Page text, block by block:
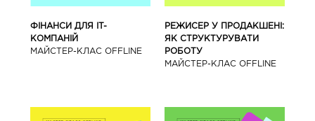
ФІНАНСИ ДЛЯ IT-
КОМПАНІЙ
МАЙСТЕР-КЛАС OFFLINE
РЕЖИСЕР У ПРОДАКШЕНІ:
ЯК СТРУКТУРУВАТИ
РОБОТУ
МАЙСТЕР-КЛАС OFFLINE